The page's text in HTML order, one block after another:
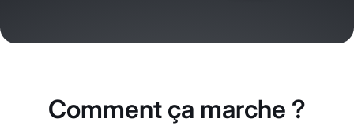
Comment ça marche ?